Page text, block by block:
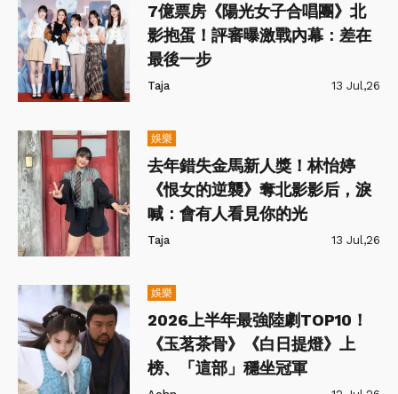
7億票房《陽光女子合唱團》北
影抱蛋！評審曝激戰內幕：差在
最後一步
Taja 13 Jul,26
娛樂
去年錯失金馬新人獎！林怡婷
《恨女的逆襲》奪北影影后，淚
喊：會有人看見你的光
Taja 13 Jul,26
娛樂
2026上半年最強陸劇TOP10！
《玉茗茶骨》《白日提燈》上
榜、「這部」穩坐冠軍